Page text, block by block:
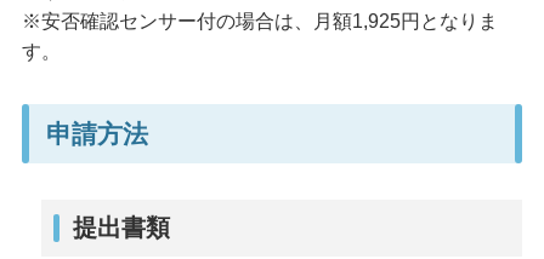
※安否確認センサー付の場合は、月額1,925円となりま
す。
申請方法
提出書類